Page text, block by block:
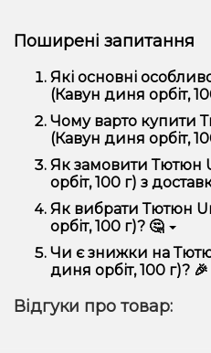
Поширені запитання
Які основні
(Кавун диня орбіт,
Тютюн Unity Turbo
відрізняється високою
використання та
Чому варто купити
(Кавун диня орбіт,
Ми пропонуємо тільки
широкий асортимент,
доставку. Крім того, у
для клієнтів!
Як замовити Тютюн
орбіт, 100 г) з
Оформити замовлення
Додайте Тютюн
100 г) до кошика.
Перейдіть до
Підтвердіть
надішлемо його
Як вибрати Тютюн
орбіт, 100 г)? 🤔
Вибір залежить від
якщо це кальян,
чаші, якщо вейп –
варіант.
Чи є знижки на
диня орбіт, 100 г)? 🎉
спеціальні пропозиції.
Відгуки про товар: